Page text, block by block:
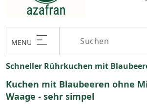
MENU
Schneller Rührkuchen mit
Kuchen mit Blaubeeren ohne
Waage - sehr simpel